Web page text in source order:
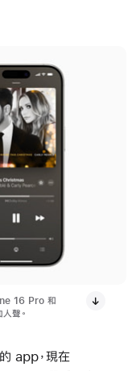
16 Pro 和
聲。
app，現在